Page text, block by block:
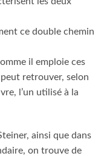
ce double chemin
il emploie ces
retrouver, selon
l’un utilisé à la
ainsi que dans
on trouve de